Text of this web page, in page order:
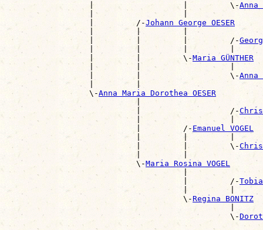
                  |                   |         \-
Anna
|                   |
                  |         /-
Johann George OESER
|         |         |
                  |         |         |         /-
Georg
|         |         |         |
                  |         |         \-
Maria GÜNTHER
|         |                   |
                  |         |                   \-
Anna
|         |
                  \-
Anna Maria Dorothea OESER
|
                            |                   /-
|                   |
                            |         /-
Emanuel VOGEL
|         |         |
                            |         |         \-
|         |
                            \-
Maria Rosina VOGEL
|
                                      |         /-
|         |
                                      \-
Regina BONITZ
|
                                                \-